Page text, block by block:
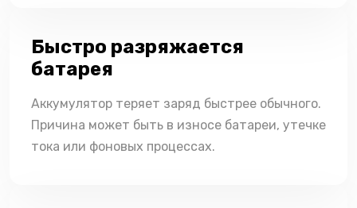
Быстро разряжается
батарея
Аккумулятор теряет заряд быстрее обычного.
Причина может быть в износе батареи, утечке
тока или фоновых процессах.